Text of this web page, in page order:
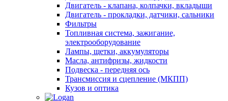
Двигатель - клапана, колпачки, вкладыши
Двигатель - прокладки, датчики, сальники
Фильтры
Топливная система, зажигание,
электрооборудование
Лампы, щетки, аккумуляторы
Масла, антифризы, жидкости
Подвеска - передняя ось
Трансмиссия и сцепление (МКПП)
Кузов и оптика